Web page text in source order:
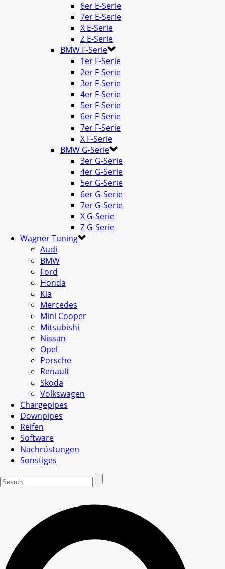
6er E-Serie
7er E-Serie
X E-Serie
Z E-Serie
BMW F-Serie
1er F-Serie
2er F-Serie
3er F-Serie
4er F-Serie
5er F-Serie
6er F-Serie
7er F-Serie
X F-Serie
BMW G-Serie
3er G-Serie
4er G-Serie
5er G-Serie
6er G-Serie
7er G-Serie
X G-Serie
Z G-Serie
Wagner Tuning
Audi
BMW
Ford
Honda
Kia
Mercedes
Mini Cooper
Mitsubishi
Nissan
Opel
Porsche
Renault
Skoda
Volkswagen
Chargepipes
Downpipes
Reifen
Software
Nachrüstungen
Sonstiges